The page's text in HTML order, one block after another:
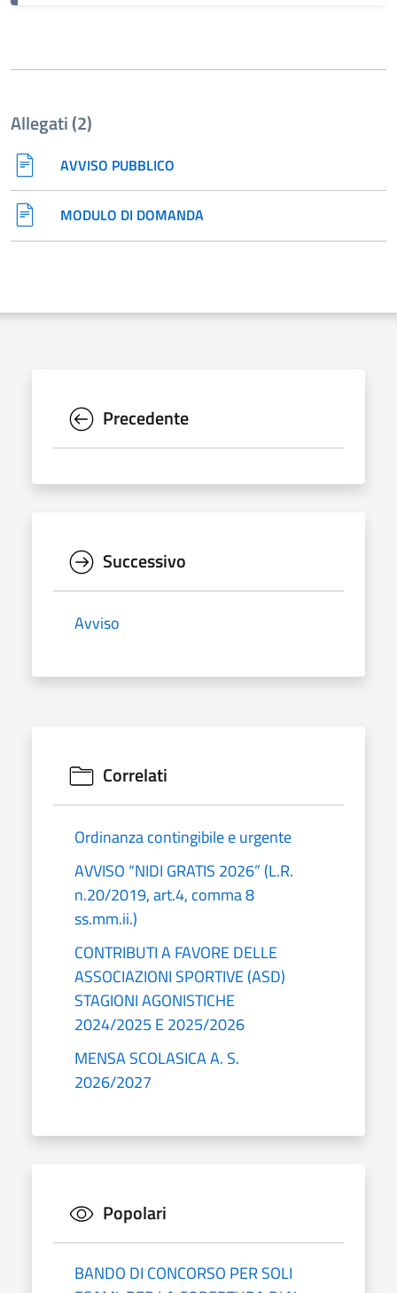
Allegati (2)
AVVISO PUBBLICO
MODULO DI DOMANDA
Precedente
Successivo
Avviso
Correlati
Ordinanza contingibile e urgente
AVVISO “NIDI GRATIS 2026” (L.R.
n.20/2019, art.4, comma 8
ss.mm.ii.)
CONTRIBUTI A FAVORE DELLE
ASSOCIAZIONI SPORTIVE (ASD)
STAGIONI AGONISTICHE
2024/2025 E 2025/2026
MENSA SCOLASICA A. S.
2026/2027
Popolari
BANDO DI CONCORSO PER SOLI